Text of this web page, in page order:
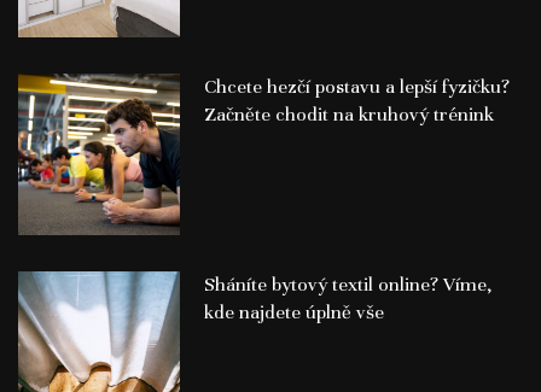
Chcete hezčí postavu a lepší fyzičku?
Začněte chodit na kruhový trénink
Sháníte bytový textil online? Víme,
kde najdete úplně vše